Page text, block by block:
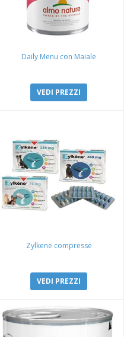
Daily Menu con Maiale
VEDI PREZZI
Zylkene compresse
VEDI PREZZI